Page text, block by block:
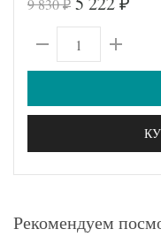
9 830₽ ₽
Рекомендуем